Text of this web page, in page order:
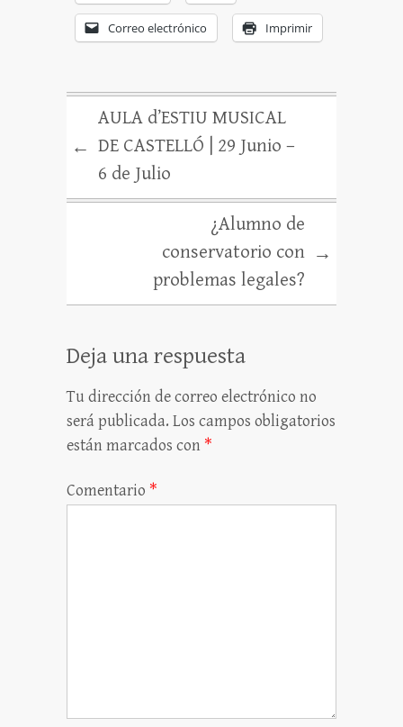
Correo electrónico Imprimir
←
AULA d’ESTIU MUSICAL
DE CASTELLÓ | 29 Junio –
6 de Julio
¿Alumno de
conservatorio con
problemas legales?
→
Deja una respuesta
Tu dirección de correo electrónico no
será publicada. Los campos obligatorios
están marcados con *
Comentario *